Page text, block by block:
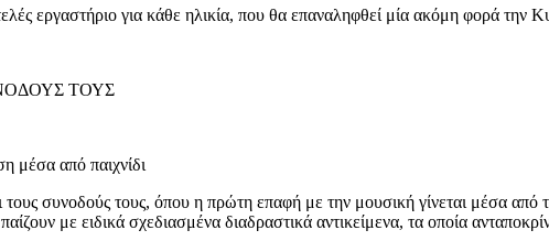
εργαστήριο για κάθε ηλικία, που θα επαναληφθεί μία ακόμη φορά την
ΤΟΥΣ
μέσα από παιχνίδι
συνοδούς τους, όπου η πρώτη επαφή με την μουσική γίνεται μέσα
με ειδικά σχεδιασμένα διαδραστικά αντικείμενα, τα οποία